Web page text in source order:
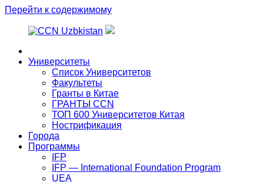
Перейти к содержимому
Университеты
Список Университетов
Факультеты
Гранты в Китае
ГРАНТЫ ССN
ТОП 600 Университетов Китая
Нострификация
Города
Программы
IFP
IFP — International Foundation Program
UEA